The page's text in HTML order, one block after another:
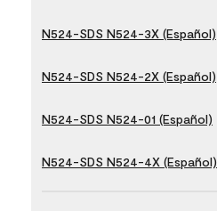
N524-SDS N524-3X (Español)
N524-SDS N524-2X (Español)
N524-SDS N524-01 (Español)
N524-SDS N524-4X (Español)